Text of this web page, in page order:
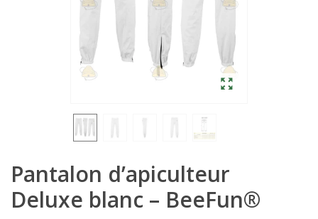
Pantalon d’apiculteur
Deluxe blanc – BeeFun®